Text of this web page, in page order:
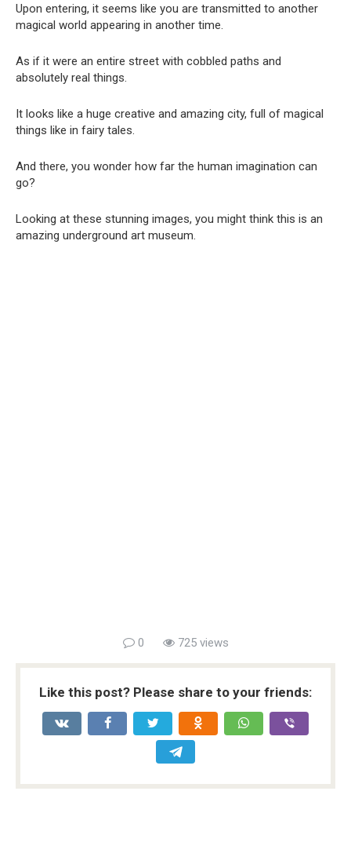
Upon entering, it seems like you are transmitted to another
magical world appearing in another time.
As if it were an entire street with cobbled paths and
absolutely real things.
It looks like a huge creative and amazing city, full of magical
things like in fairy tales.
And there, you wonder how far the human imagination can
go?
Looking at these stunning images, you might think this is an
amazing underground art museum.
0 725 views
Like this post? Please share to your friends: